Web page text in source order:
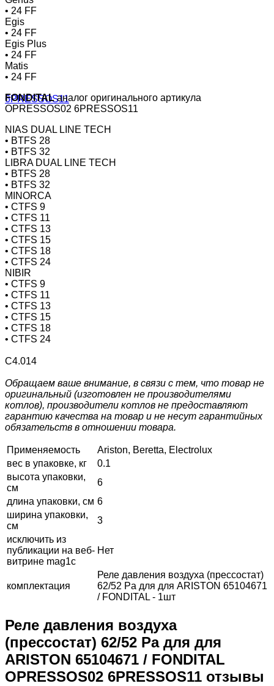
• 24 FF
Egis
• 24 FF
Egis Plus
• 24 FF
Matis
• 24 FF
FONDITALаналог оригинального артикула
OPRESSOS02 6PRESSOS11
NIAS DUAL LINE TECH
• BTFS 28
• BTFS 32
LIBRA DUAL LINE TECH
• BTFS 28
• BTFS 32
MINORCA
• CTFS 9
• CTFS 11
• CTFS 13
• CTFS 15
• CTFS 18
• CTFS 24
NIBIR
• CTFS 9
• CTFS 11
• CTFS 13
• CTFS 15
• CTFS 18
• CTFS 24
С4.014
Обращаем ваше внимание, в связи с тем, что товар не
оригинальный (изготовлен не производителями
котлов), производители котлов не предоставляют
гарантию качества на товар и не несут гарантийных
обязательств в отношении товара.
Применяемость
Ariston, Beretta, Electrolux
вес в упаковке, кг
0.1
высота упаковки,
см
6
длина упаковки, см 6
ширина упаковки,
см
3
исключить из
публикации на веб-
витрине mag1c
Нет
комплектация
Реле давления воздуха (прессостат)
62/52 Pa для для ARISTON 65104671
/ FONDITAL - 1шт
Реле давления воздуха
(прессостат) 62/52 Pa для для
ARISTON 65104671 / FONDITAL
OPRESSOS02 6PRESSOS11 отзывы